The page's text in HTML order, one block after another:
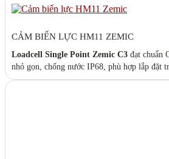
CẢM BIẾN LỰC HM11 ZEMIC
Loadcell Single Point Zemic C3 đạt chuẩn
nhỏ gọn, chống nước IP68, phù hợp lắp đặt
bàn, cân sàn, cân bồn và cân băng tải.